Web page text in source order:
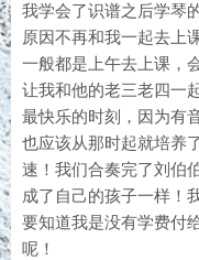
我学会了识谱之后学琴
原因不再和我一起去上
一般都是上午去上课，
让我和他的老三老四一
最快乐的时刻，因为有
也应该从那时起就培养
速！我们合奏完了刘伯
成了自己的孩子一样！
要知道我是没有学费付
呢！